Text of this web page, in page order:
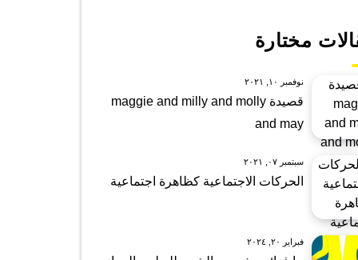
مختارة
نوفمبر ١٠, ٢٠٢١
قصيدة maggie and milly and molly
and may
سبتمبر ٠٧, ٢٠٢١
الحركات الاجتماعية كظاهرة اجتماعية
فبراير ٢٠, ٢٠٢٤